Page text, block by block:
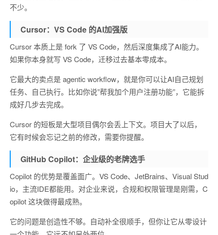
不少。
Cursor：VS Code 的AI加强版
Cursor 本质上是 fork 了 VS Code，然后深度集成了AI能力。
如果你本身就写 VS Code，迁移过去基本零成本。
它最大的卖点是 agentic workflow，就是你可以让AI自己规划
任务、自己执行。比如你说”帮我加个用户注册功能”，它能拆
成好几步去完成。
Cursor 的短板是大型项目偶尔会丢上下文。项目大了以后，
它有时候会忘记之前的修改，需要你提醒。
GitHub Copilot：企业级的老牌选手
Copilot 的优势是覆盖面广。VS Code、JetBrains、Visual Stud
io，主流IDE都能用。对企业来说，合规和权限管理是刚需，C
opilot 这块做得最成熟。
它的问题是创造性不够。自动补全很顺手，但你让它从零设计